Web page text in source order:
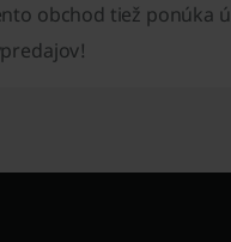
obchod tiež ponúka